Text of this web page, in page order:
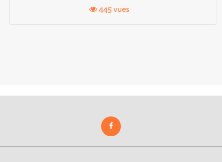
445 vues